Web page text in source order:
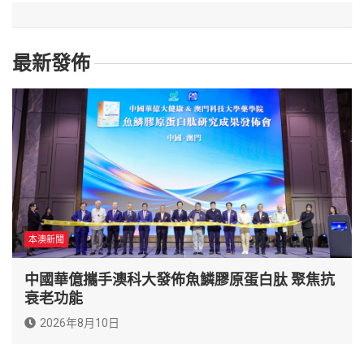
最新發佈
本澳新聞
中國華億攜手澳科大發佈魚鱗膠原蛋白肽 聚焦抗
衰老功能
2026年8月10日